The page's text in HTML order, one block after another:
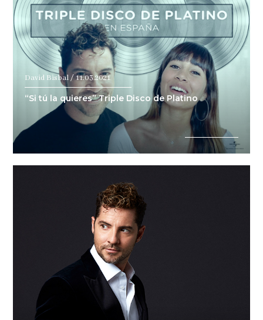
David Bisbal / 11.03.2021
“Si tú la quieres” Triple Disco de Platino